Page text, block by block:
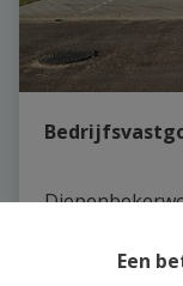
Een
€ 301.950